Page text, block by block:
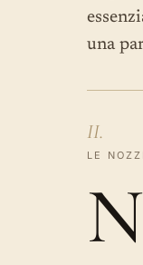
una
II.
LE
N